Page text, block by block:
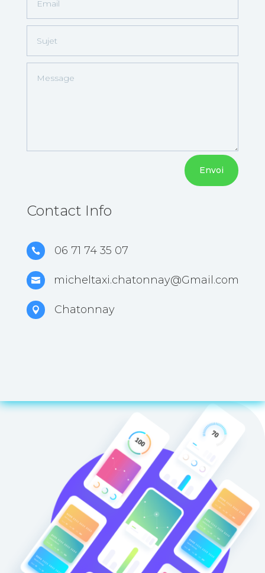
Envoi
Contact Info
 06 71 74 35 07
 micheltaxi.chatonnay@Gmail.com
 Chatonnay